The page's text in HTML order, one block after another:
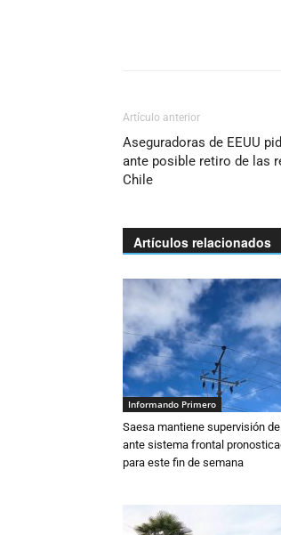
Artículo anterior
Aseguradoras de EEUU
ante posible retiro de las
Chile
Artículos relacionados
Informando Primero
Saesa mantiene supervisión de
ante sistema frontal
para este fin de semana